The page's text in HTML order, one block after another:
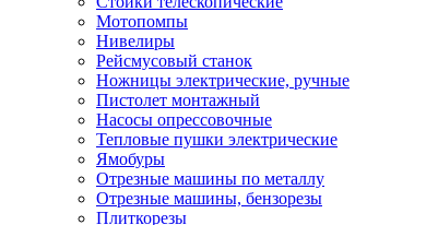
Мотопомпы
Нивелиры
Рейсмусовый станок
Ножницы электрические, ручные
Пистолет монтажный
Насосы опрессовочные
Тепловые пушки электрические
Ямобуры
Отрезные машины по металлу
Отрезные машины, бензорезы
Плиткорезы